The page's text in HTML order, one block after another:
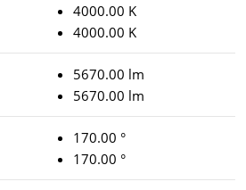
4000.00 K
4000.00 K
5670.00 lm
5670.00 lm
170.00 °
170.00 °